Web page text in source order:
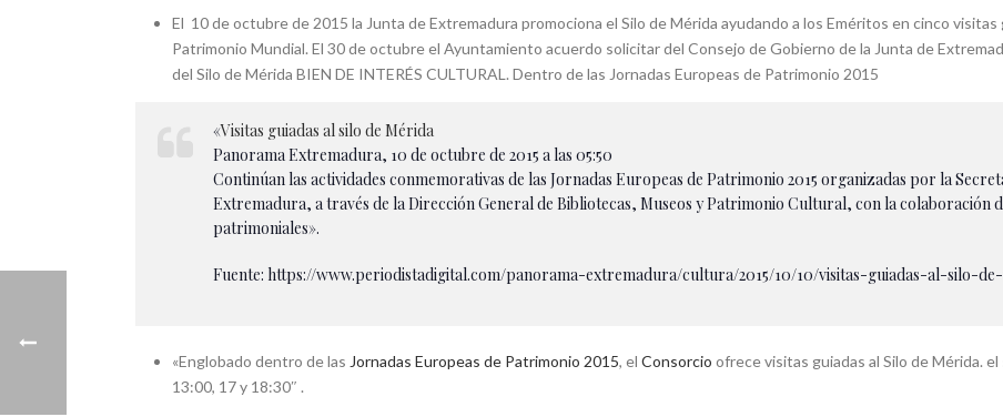
El 10 de octubre de 2015 la Junta de Extremadura promociona el Silo de Mérida ayudando a los Eméritos en cinco visitas
Patrimonio Mundial. El 30 de octubre el Ayuntamiento acuerdo solicitar del Consejo de Gobierno de la Junta de
del Silo de Mérida BIEN DE INTERÉS CULTURAL. Dentro de las Jornadas Europeas de Patrimonio 2015
«Visitas guiadas al silo de Mérida
Panorama Extremadura, 10 de octubre de 2015 a las 05:50
Continúan las actividades conmemorativas de las Jornadas Europeas de Patrimonio 2015 organizadas por la
Extremadura, a través de la Dirección General de Bibliotecas, Museos y Patrimonio Cultural, con la colaboración
patrimoniales».
Fuente: https://www.periodistadigital.com/panorama-extremadura/cultura/2015/10/10/visitas-guiadas-al-silo-
«Englobado dentro de las Jornadas Europeas de Patrimonio 2015, el Consorcio ofrece visitas guiadas al Silo de Mérida.
13:00, 17 y 18:30″ .